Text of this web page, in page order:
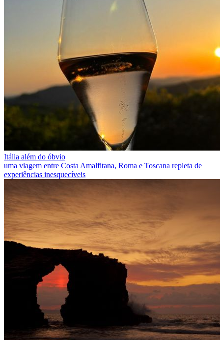
Itália além do óbvio
uma viagem entre Costa Amalfitana, Roma e Toscana repleta de
experiências inesquecíveis